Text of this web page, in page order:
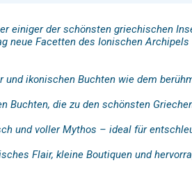
einiger der schönsten griechischen
neue Facetten des Ionischen
ikonischen Buchten wie dem
Buchten, die zu den schönsten
und voller Mythos – ideal für
Flair, kleine Boutiquen und